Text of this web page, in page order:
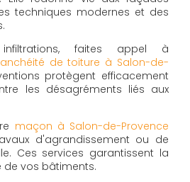
techniques modernes et des
faites appel à
de toiture à Salon-de-
protègent efficacement
les désagréments liés aux
maçon à Salon-de-Provence
d'agrandissement ou de
Ces services garantissent la
de vos bâtiments.